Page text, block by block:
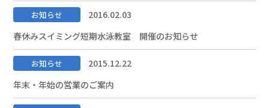
お知らせ
2016.02.03
春休みスイミング短期水泳教室 開催のお知らせ
お知らせ
2015.12.22
年末・年始の営業のご案内